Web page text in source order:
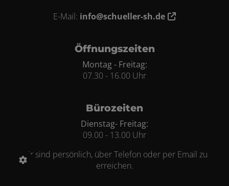
E-Mail: info@schueller-sh.de
Öffnungszeiten
Montag - Freitag:
07.30 - 16.00 Uhr
Bürozeiten
Dienstag- Freitag:
09.00 - 13.00 Uhr
wir sind persönlich, über Telefon oder per Email zu
erreichen.